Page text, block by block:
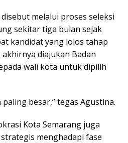
melalui proses seleksi
sekitar tiga bulan sejak
kandidat yang lolos tahap
diajukan Badan
wali kota untuk dipilih
besar,” tegas Agustina.
Kota Semarang juga
menghadapi fase